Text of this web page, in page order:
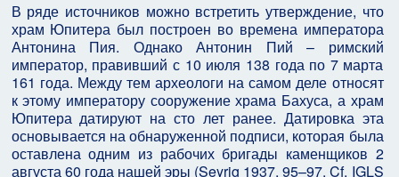
В ряде источников можно встретить утверждение, что
храм Юпитера был построен во времена императора
Антонина Пия. Однако Антонин Пий – римский
император, правивший с 10 июля 138 года по 7 марта
161 года. Между тем археологи на самом деле относят
к этому императору сооружение храма Бахуса, а храм
Юпитера датируют на сто лет ранее. Датировка эта
основывается на обнаруженной подписи, которая была
оставлена одним из рабочих бригады каменщиков 2
августа 60 года нашей эры (Seyrig 1937, 95–97. Cf. IGLS